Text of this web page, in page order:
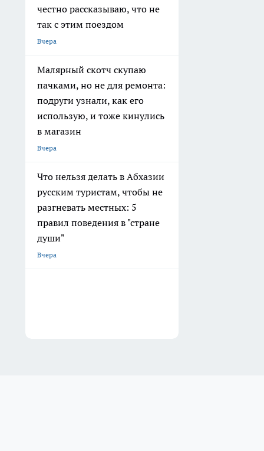
честно рассказываю, что не
так с этим поездом
Вчера
Малярный скотч скупаю
пачками, но не для ремонта:
подруги узнали, как его
использую, и тоже кинулись
в магазин
Вчера
Что нельзя делать в Абхазии
русским туристам, чтобы не
разгневать местных: 5
правил поведения в "стране
души"
Вчера